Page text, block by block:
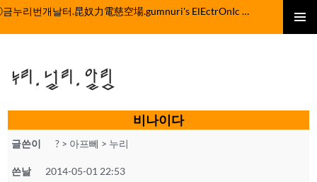
컨
뛰
기
ⓒ금누리번개날터.昆奴力電慈空場.gumnuri's ElEctrOnIc fActOrY
누리.널리.알림
비나이다
글쓴이 ? > 아프뻬 > 누리
쓴날 2014-05-01 22:53